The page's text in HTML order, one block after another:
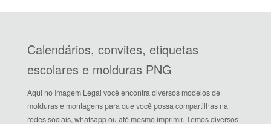
Calendários, convites, etiquetas
escolares e molduras PNG
Aqui no Imagem Legal você encontra diversos modelos de
molduras e montagens para que você possa compartilhas na
redes sociais, whatsapp ou até mesmo imprimir. Temos diversos